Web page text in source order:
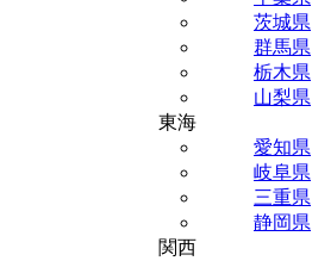
茨城県
群馬県
栃木県
山梨県
東海
愛知県
岐阜県
三重県
静岡県
関西